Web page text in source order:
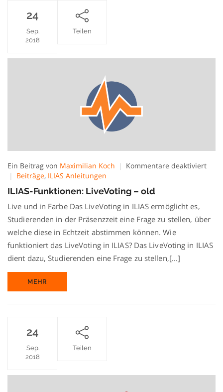
24
Sep.
2018
Teilen
Ein Beitrag von Maximilian Koch Kommentare deaktiviertfür
Beiträge, ILIAS Anleitungen
ILIAS-Funktionen: LiveVoting – old
Live und in Farbe Das LiveVoting in ILIAS ermöglicht es,
Studierenden in der Präsenzzeit eine Frage zu stellen, über
welche diese in Echtzeit abstimmen können. Wie
funktioniert das LiveVoting in ILIAS? Das LiveVoting in ILIAS
dient dazu, Studierenden eine Frage zu stellen,[...]
MEHR
24
Sep.
2018
Teilen